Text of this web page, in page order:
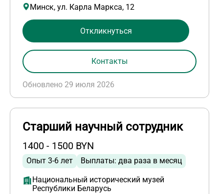
Минск, ул. Карла Маркса, 12
Обновлено 29 июля 2026
Откликнуться
Контакты
Старший научный сотрудник
1400 - 1500 BYN
Опыт 3-6 лет Выплаты: два раза в месяц
Национальный исторический музей
Республики Беларусь